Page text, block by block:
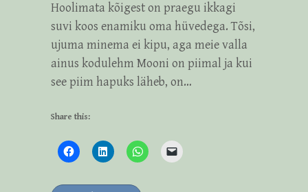
Hoolimata kõigest on praegu ikkagi
suvi koos enamiku oma hüvedega. Tõsi,
ujuma minema ei kipu, aga meie valla
ainus kodulehm Mooni on piimal ja kui
see piim hapuks läheb, on…
Share this: